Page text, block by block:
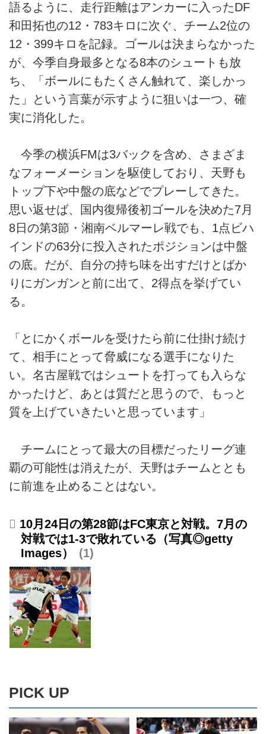
語るように、走行距離はアンカーに入ったDF
和田拓也の12・783キロに次ぐ、チーム2位の
12・399キロを記録。ゴールは決まらなかった
が、今季自身最多となる8本のシュートも放
ち、「ボールにもたくさん触れて、楽しかっ
た」という言葉が示すように狙いは一つ、確
実に消化した。
今季の横浜FMは3バックを含め、さまざま
なフォーメーションを駆使しており、天野も
トップ下や中盤の底などでプレーしてきた。
思い返せば、国内復帰後初ゴールを決めた7月
8日の第3節・湘南ベルマーレ戦でも、1点ビハ
インドの63分に投入されたポジションは中盤
の底。だが、自分の持ち味を出すだけとばか
りにガンガンと前に出て、2得点を挙げてい
る。
「とにかくボールを受けたら前に仕掛け続け
て、相手にとって脅威になる選手になりた
い。名古屋戦ではシュートを打っても入らな
かったけど、あとは質だと思うので、もっと
質を上げていきたいと思っています」
チームにとって最大の目標だったリーグ連
覇の可能性は消えたが、天野はチームととも
に前進を止めることはない。
10月24日の第28節はFC東京と対戦。7月の
対戦では1-3で敗れている（写真◎getty
Images）
1
PICK UP